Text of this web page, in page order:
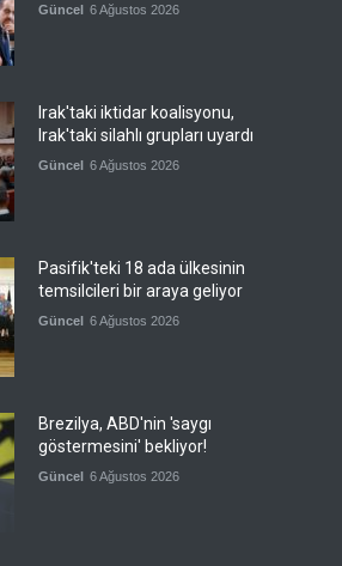
Güncel 6 Ağustos 2026
Irak'taki iktidar koalisyonu,
Irak'taki silahlı grupları uyardı
Güncel 6 Ağustos 2026
Pasifik'teki 18 ada ülkesinin
temsilcileri bir araya geliyor
Güncel 6 Ağustos 2026
Brezilya, ABD'nin 'saygı
göstermesini' bekliyor!
Güncel 6 Ağustos 2026